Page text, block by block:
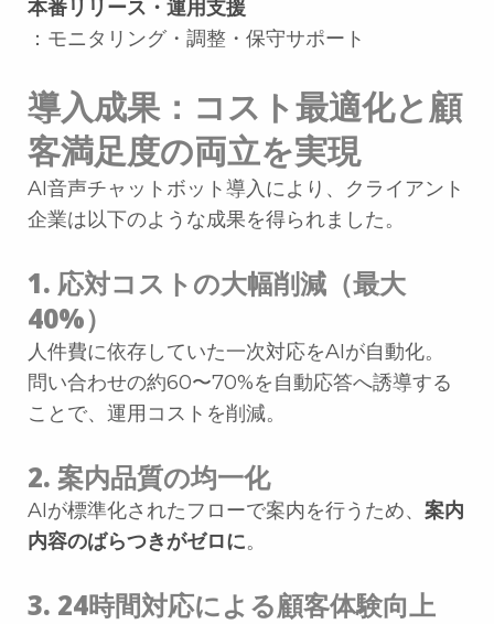
本番リリース・運用支援
：モニタリング・調整・保守サポート
導入成果：コスト最適化と顧
客満足度の両立を実現
AI音声チャットボット導入により、クライアント
企業は以下のような成果を得られました。
1. 応対コストの大幅削減（最大
40%）
人件費に依存していた一次対応をAIが自動化。
問い合わせの約60〜70%を自動応答へ誘導する
ことで、運用コストを削減。
2. 案内品質の均一化
AIが標準化されたフローで案内を行うため、 案内
内容のばらつきがゼロに。
3. 24時間対応による顧客体験向上